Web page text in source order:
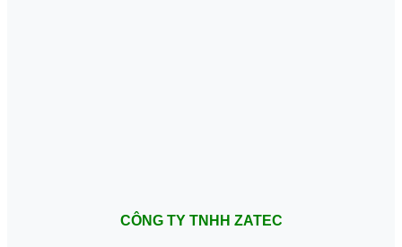
CÔNG TY TNHH ZATEC